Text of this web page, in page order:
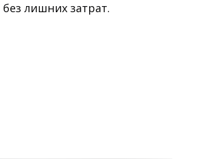
лишних затрат.